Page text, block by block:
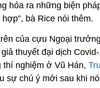
hóa ra những biện
bà Rice nói thêm.
của cựu Ngoại
thuyết đại dịch
thí nghiệm ở Vũ Hán,
sự chú ý mới sau khi